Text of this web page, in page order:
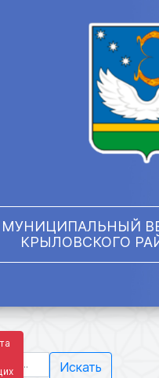
МУНИЦИПАЛЬНЫЙ
КРЫЛОВСКОГО
Искать